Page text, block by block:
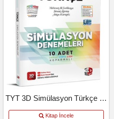
TYT 3D Simülasyon Türkçe Denemeleri
Kitap İncele